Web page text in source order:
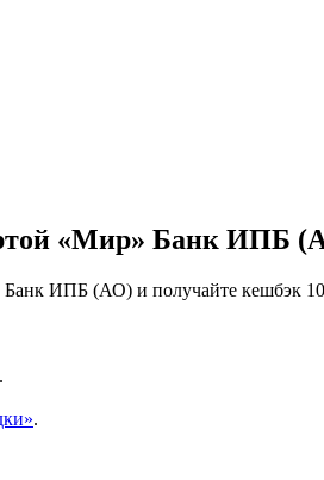
«Мир» Банк ИПБ
Банк ИПБ (АО) и получайте кешбэк
.
.